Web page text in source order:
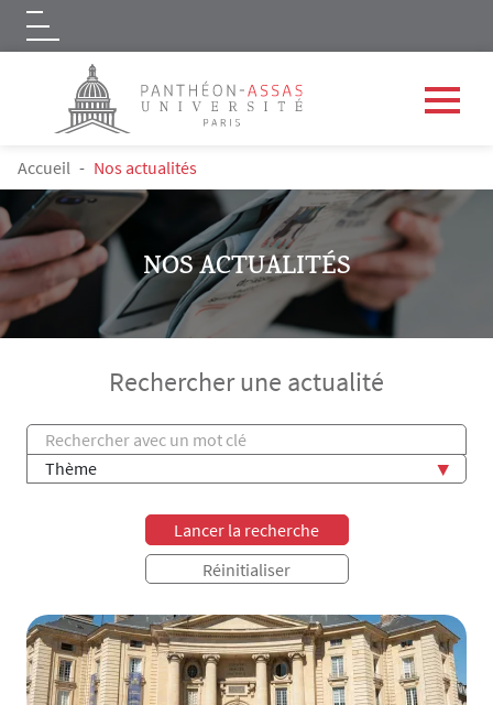
Aller au contenu principal
Logo
FIL D'ARIANE
Accueil Nos actualités
NOS ACTUALITÉS
Rechercher une actualité
Titre
Thème